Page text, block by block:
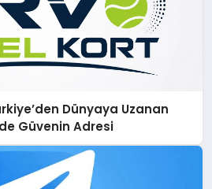
Dünyaya Uzanan
Güvenin Adresi